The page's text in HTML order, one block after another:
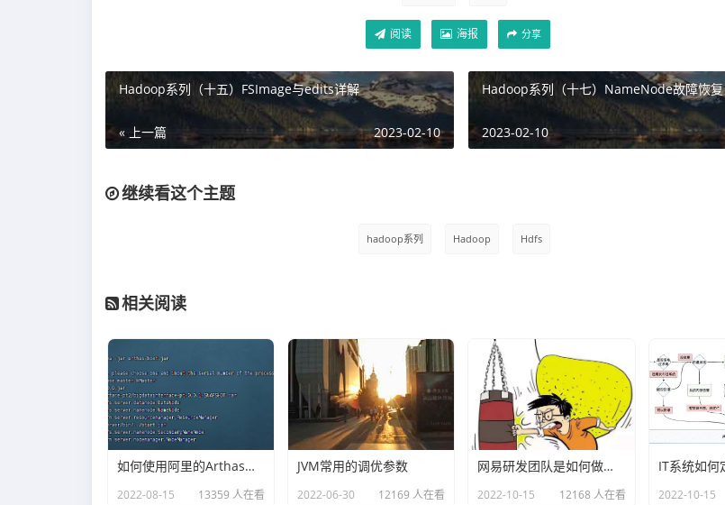
阅读 海报 分享
Hadoop系列（十五）FSImage与edits详解
« 上一篇 2023-02-10
Hadoop系列（十七）NameNode故障恢复
2023-02-10
继续看这个主题
hadoop系列 Hadoop Hdfs
相关阅读
如何使用阿里的Arthas快速定位正在线上运行的程序问题
2022-08-15 13359 人在看
JVM常用的调优参数
2022-06-30 12169 人在看
网易研发团队是如何做故障演练的？
2022-10-15 12168 人在看 2022-10-15